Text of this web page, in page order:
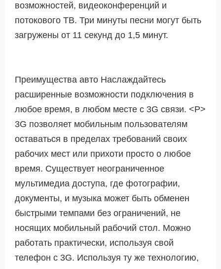
возможностей, видеоконференций и
потокового ТВ. Три минуты песни могут быть
загружены от 11 секунд до 1,5 минут.
Преимущества авто Наслаждайтесь
расширенные возможности подключения в
любое время, в любом месте с 3G связи. <Р>
3G позволяет мобильным пользователям
оставаться в пределах требований своих
рабочих мест или прихоти просто о любое
время. Существует неограниченное
мультимедиа доступа, где фотографии,
документы, и музыка может быть обменен
быстрыми темпами без ограничений, не
носящих мобильный рабочий стол. Можно
работать практически, используя свой
телефон с 3G. Используя ту же технологию,